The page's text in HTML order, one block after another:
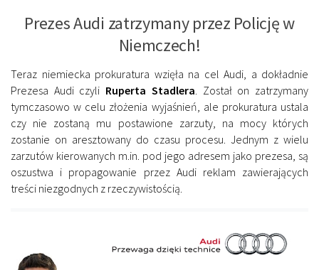
Prezes Audi zatrzymany przez Policję w
Niemczech!
Teraz niemiecka prokuratura wzięła na cel Audi, a dokładnie
Prezesa Audi czyli Ruperta Stadlera . Został on zatrzymany
tymczasowo w celu złożenia wyjaśnień, ale prokuratura ustala
czy nie zostaną mu postawione zarzuty, na mocy których
zostanie on aresztowany do czasu procesu. Jednym z wielu
zarzutów kierowanych m.in. pod jego adresem jako prezesa, są
oszustwa i propagowanie przez Audi reklam zawierających
treści niezgodnych z rzeczywistością.